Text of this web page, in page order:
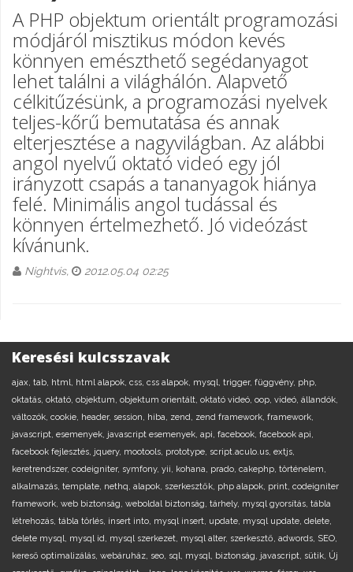
A PHP objektum orientált programozási
módjáról misztikus módon kevés
könnyen emészthető segédanyagot
lehet találni a világhálón. Alapvető
célkitűzésünk, a programozási nyelvek
teljes-kőrű bemutatása és annak
elterjesztése a nagyvilágban. Az alábbi
angol nyelvű oktató videó egy jól
irányzott csapás a tananyagok hiánya
felé. Minimális angol tudással és
könnyen értelmezhető. Jó videózást
kívánunk.
Nightvis, 2012.05.04 02:25
Keresési kulcsszavak
ajax, tab, html, html alapok, css, css alapok, mysql, trigger, függvény, php,
oktatás, oktató, objektum, objektum orientált, oktató videó, oop, videó, állandók,
változók, cookie, header, session, hiba, zend, zend framework, framework,
javascript, esemenyek, javascript esemenyek, api, facebook, facebook api,
facebook fejlesztés, jquery, mootools, prototype, script.aculo.us, extjs,
keretrendszer, codeigniter, symfony, yii, kohana, prado, cakephp, történelem,
alkalmazás, template, nethq, alapok, szerkesztők, php alapok, print, codeigniter
framework, web biztonság, weboldal biztonság, tárhely, mysql gyorsítás, tábla
létrehozás, tábla törlés, insert into, mysql insert, update, mysql update, delete,
delete mysql, mysql id, mysql szerkezet, mysql alter, szerkesztő, adwords, SEO,
kereső optimalizálás, webáruház, seo, sql, mysql, biztonság, javascript, sütik, Új